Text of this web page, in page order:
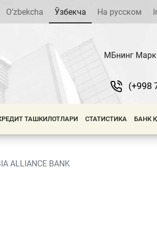
O’zbekcha Ўзбекча На русском
МБнинг
(+998
ТАШКИЛОТЛАРИ СТАТИСТИКА БАНК
ALLIANCE BANK